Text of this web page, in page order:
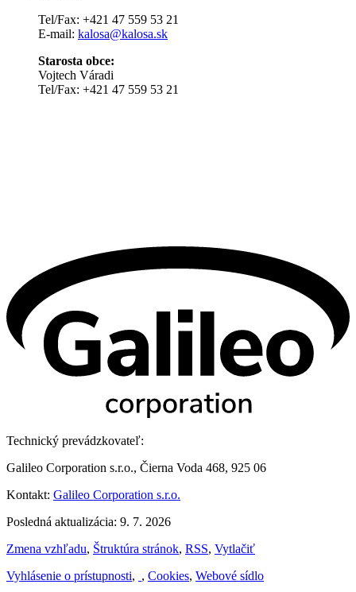
Tel/Fax: +421 47 559 53 21
E-mail: kalosa@kalosa.sk
Starosta obce:
Vojtech Váradi
Tel/Fax: +421 47 559 53 21
Technický prevádzkovateľ:
Galileo Corporation s.r.o., Čierna Voda 468, 925 06
Kontakt: Galileo Corporation s.r.o.
Posledná aktualizácia: 9. 7. 2026
Zmena vzhľadu, Štruktúra stránok, RSS, Vytlačiť
Vyhlásenie o prístupnosti, , Cookies, Webové sídlo